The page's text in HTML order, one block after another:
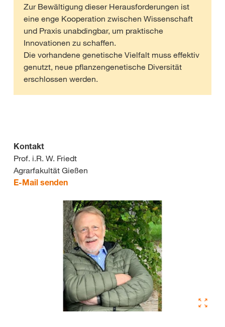
Zur Bewältigung dieser Herausforderungen ist
eine enge Kooperation zwischen Wissenschaft
und Praxis unabdingbar, um praktische
Innovationen zu schaffen.
Die vorhandene genetische Vielfalt muss effektiv
genutzt, neue pflanzengenetische Diversität
erschlossen werden.
Kontakt
Prof. i.R. W. Friedt
Agrarfakultät Gießen
E-Mail senden